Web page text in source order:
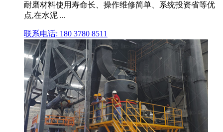
耐磨材料使用寿命长、操作维修简单、系统投资省等优
点,在水泥 ...
联系电话: 180 3780 8511